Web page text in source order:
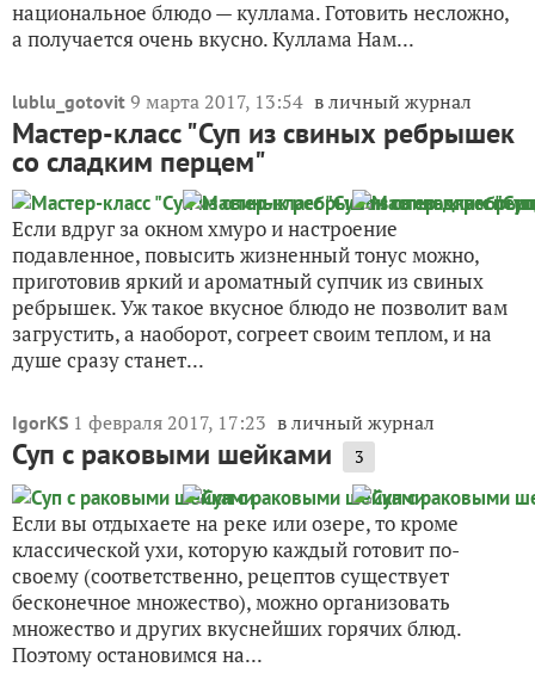
национальное блюдо — куллама. Готовить несложно,
а получается очень вкусно. Куллама Нам...
lublu_gotovit 9 марта 2017, 13:54 в личный журнал
Мастер-класс "Суп из свиных ребрышек
со сладким перцем"
Если вдруг за окном хмуро и настроение
подавленное, повысить жизненный тонус можно,
приготовив яркий и ароматный супчик из свиных
ребрышек. Уж такое вкусное блюдо не позволит вам
загрустить, а наоборот, согреет своим теплом, и на
душе сразу станет...
IgorKS 1 февраля 2017, 17:23 в личный журнал
Суп с раковыми шейками 3
Если вы отдыхаете на реке или озере, то кроме
классической ухи, которую каждый готовит по-
своему (соответственно, рецептов существует
бесконечное множество), можно организовать
множество и других вкуснейших горячих блюд.
Поэтому остановимся на...